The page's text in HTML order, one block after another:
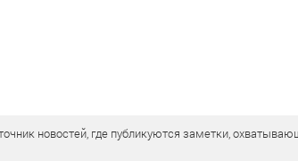
новостей, где публикуются заметки,